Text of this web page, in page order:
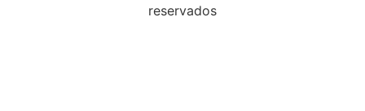
reservados